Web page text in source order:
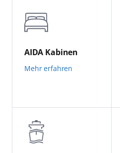
Mehr erfahren
AIDA Kabinen